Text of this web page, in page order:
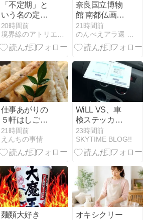
「不定期」と
いう名の定期
便｜自分で始
めたはずのリ
ズムに、縛ら
20時間前
奈良国立博物
館 南都仏画観
覧からの〜
NHK大河ドラ
マ豊臣兄弟ト
巻〜
21時間前
仕事あがりの
５軒はしご酒
と大地震（７
月２７日～２
８日の日記）
21時間前
えんちの事情
WiLL VS、車
検ステッカー
の張替えで気
分はアメリカ
ンw！
23時間前
SKYTIME BLOG!!
麺類大好き
オキシクリー